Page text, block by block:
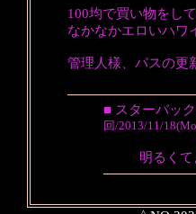
100均で買い物をし
なかなかエロいハワ
管理人様、パスの更
■ スターバッ
回/2013/11/
明るく